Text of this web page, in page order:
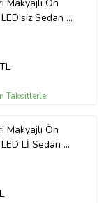
Makyajlı Ön
Sedan &
Taksitlerle
Makyajlı Ön
Lİ Sedan &